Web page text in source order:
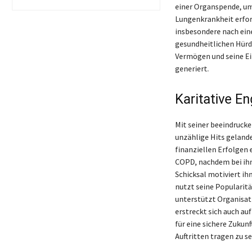
einer Organspende,
Lungenkrankheit
insbesondere nach
gesundheitlichen
Vermögen und seine
generiert.
Karitative
Mit seiner
unzählige Hits
finanziellen Erfolgen
COPD, nachdem bei
Schicksal motiviert
nutzt seine
unterstützt
erstreckt sich auch
für eine sichere
Auftritten tragen zu